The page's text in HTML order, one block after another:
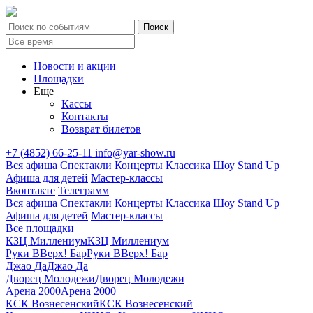
Новости и акции
Площадки
Еще
Кассы
Контакты
Возврат билетов
+7 (4852) 66-25-11 info@yar-show.ru
Вся афиша Спектакли Концерты Классика Шоу Stand Up
Афиша для детей Мастер-классы
Вконтакте Телеграмм
Вся афиша Спектакли Концерты Классика Шоу Stand Up
Афиша для детей Мастер-классы
Все площадки
КЗЦ МиллениумКЗЦ Миллениум
Руки ВВерх! БарРуки ВВерх! Бар
Джао ДаДжао Да
Дворец МолодежиДворец Молодежи
Арена 2000Арена 2000
КСК ВознесенскийКСК Вознесенский